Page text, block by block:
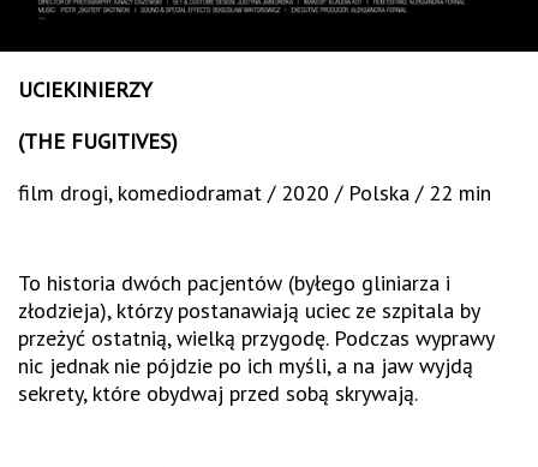
UCIEKINIERZY
(THE FUGITIVES)
film drogi, komediodramat / 2020 / Polska / 22 min
To historia dwóch pacjentów (byłego gliniarza i
złodzieja), którzy postanawiają uciec ze szpitala by
przeżyć ostatnią, wielką przygodę. Podczas wyprawy
nic jednak nie pójdzie po ich myśli, a na jaw wyjdą
sekrety, które obydwaj przed sobą skrywają.